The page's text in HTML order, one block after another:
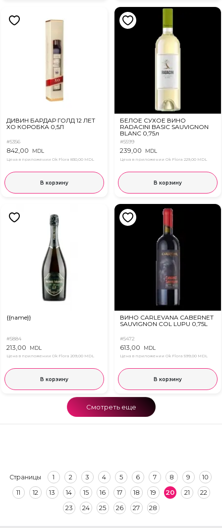
ДИВИН БАРДАР ГОЛД 12 ЛЕТ
XO КОРОБКА 0,5Л
#5356
842,00 MDL
Цена в приложении Ok Flora 830,00 MDL
В корзину
БЕЛОЕ СУХОЕ ВИНО
RADACINI BASIC SAUVIGNON
BLANC 0,75л
#5599
239,00 MDL
Цена в приложении Ok Flora 229,00 MDL
В корзину
{{name}}
#5884
213,00 MDL
Цена в приложении Ok Flora 209,00 MDL
В корзину
ВИНО CARLEVANA CABERNET
SAUVIGNON COL LUPU 0,75L
#5472
613,00 MDL
Цена в приложении Ok Flora 599,00 MDL
В корзину
Смотреть еще
Страницы 1 2 3 4 5 6 7 8 9
10
11
12 13 14 15 16 17 18 19 20 21
22
23
24 25 26 27 28